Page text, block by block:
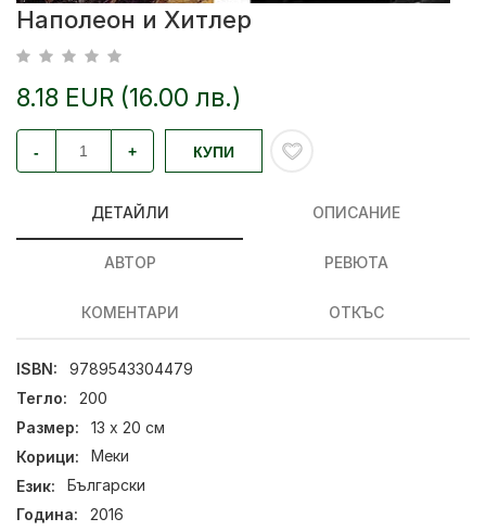
Наполеон и Хитлер
8.18 EUR (16.00 лв.)
- + КУПИ
ДЕТАЙЛИ ОПИСАНИЕ
АВТОР РЕВЮТА
КОМЕНТАРИ ОТКЪС
ISBN:
9789543304479
Тегло:
200
Размер:
13 х 20 см
Корици:
Меки
Език:
Български
Година:
2016